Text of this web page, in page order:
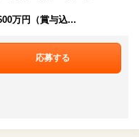
万円（賞与込...
応募する